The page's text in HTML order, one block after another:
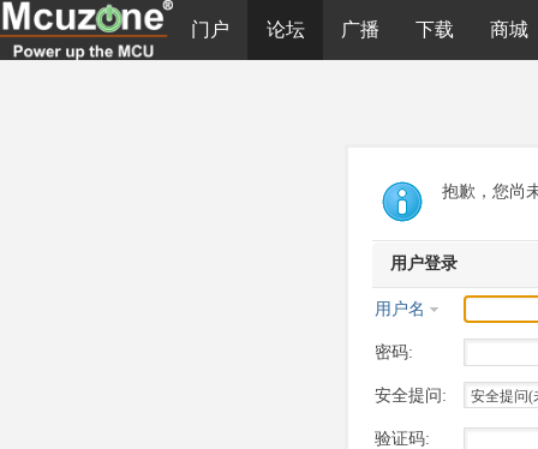
门户 论坛 广播 下载 商城
抱歉，您尚
用户登录
用户名
密码:
安全提问:
验证码: